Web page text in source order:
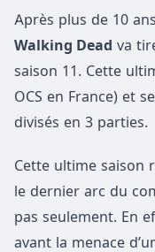
Après plus de 10
Walking Dead va
saison 11. Cette
OCS en France) et
divisés en 3 parties.
Cette ultime saison
le dernier arc du
pas seulement. En
avant la menace